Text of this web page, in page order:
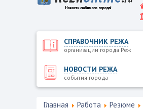
СПРАВОЧНИК РЕЖА
организации города Реж
НОВОСТИ РЕЖА
события города
Главная Работа Резюме